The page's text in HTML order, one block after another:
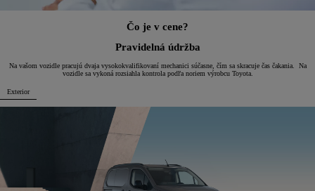
Čo je v cene?
Pravidelná údržba
Na vašom vozidle pracujú dvaja vysokokvalifikovaní mechanici súčasne, čím sa skracuje čas čakania. Na
vozidle sa vykoná rozsiahla kontrola podľa noriem výrobcu Toyota.
Exterior